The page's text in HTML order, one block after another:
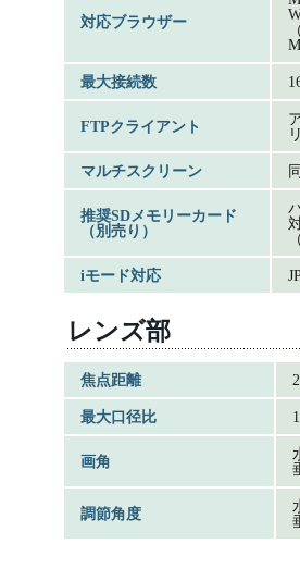
対応ブラウザー
最大接続数
FTPクライアント
マルチスクリーン
推奨SDメモリーカード
（別売り）
iモード対応
レンズ部
焦点距離
最大口径比
画角
調節角度